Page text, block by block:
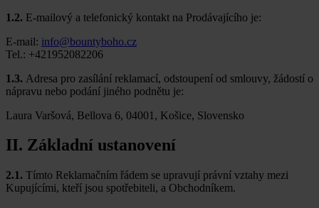
1.2. E-mailový a telefonický kontakt na Prodávajícího je:
E-mail: info@bountyboho.cz
Tel.: +421952082206
1.3. Adresa pro zasílání reklamací, odstoupení od smlouvy, žádostí o
nápravu nebo podání jiného podnětu je:
Laura Varšová, Bellova 6, 04001, Košice, Slovensko
II. Základní ustanovení
2.1. Tímto Reklamačním řádem se upravují právní vztahy mezi
Kupujícími, kteří jsou spotřebiteli, a Obchodníkem.